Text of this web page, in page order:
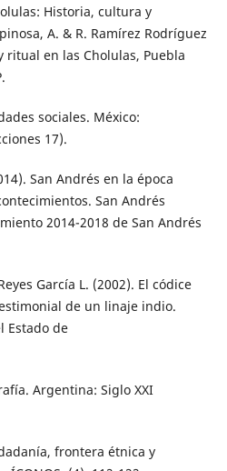
Historia, cultura y
A. & R. Ramírez Rodríguez
ritual en las Cholulas, Puebla
sociales. México:
17).
San Andrés en la época
San Andrés
2014-2018 de San Andrés
García L. (2002). El códice
de un linaje indio.
Estado de
Argentina: Siglo XXI
frontera étnica y